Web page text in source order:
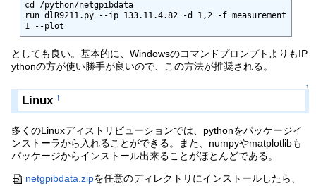
cd /python/netgpibdata
run dlR9211.py --ip 133.11.4.82 -d 1,2 -f measurement
1 --plot
としても良い。基本的に、WindowsのコマンドプロンプトよりもIP
ythonの方が使い勝手が良いので、この方法が推奨される。
↑
Linux†
多くのLinuxディストリビューションでは、pythonをパッケージイ
ンストーラから入れることができる。また、numpyやmatplotlibも
パッケージからインストール出来ることがほとんどである。
netgpibdata.zipを任意のディレクトリにインストールしたら、